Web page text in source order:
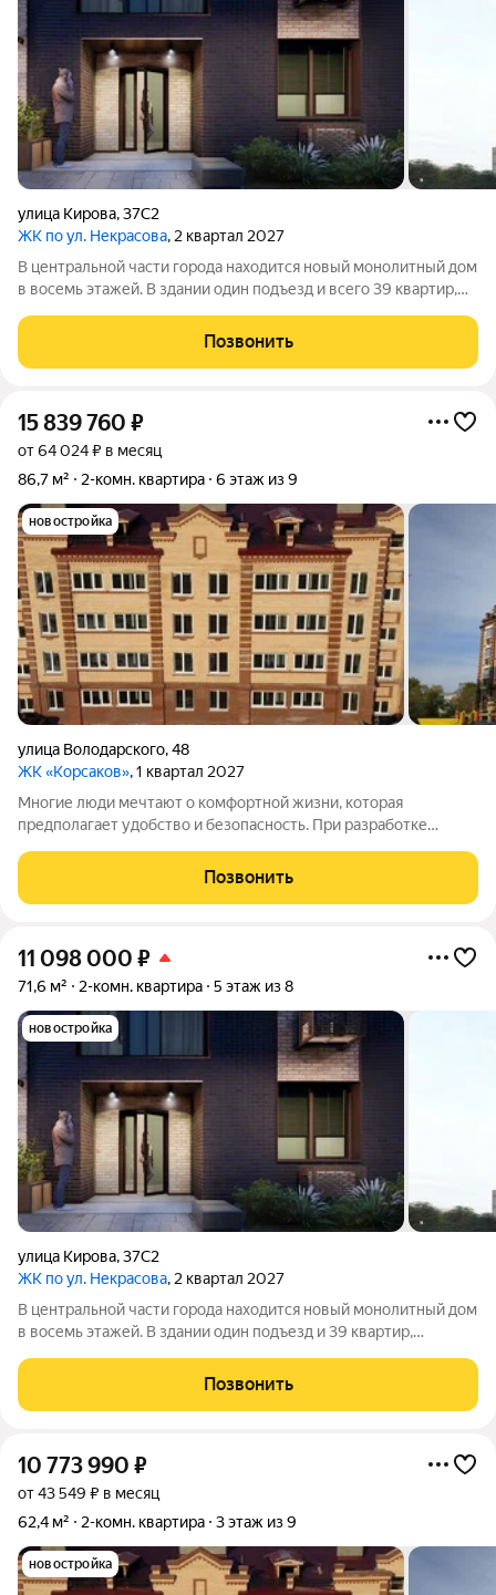
улица Кирова,37С2
ЖК по ул. Некрасова, 2 квартал 2027
В центральной части города находится новый монолитный дом
в восемь этажей. В здании один подъезд и всего 39 квартир,
метров. Среди достоинств дома можно отметить стильный
архитектурный дизайн,
Позвонить
15 839 760 ₽
от 64 024 ₽ в месяц
86,7 м²
2-комн. квартира 6 этаж из 9
новостройка
улица Володарского,48
ЖК «Корсаков», 1 квартал 2027
Многие люди мечтают о комфортной жизни, которая
предполагает удобство и безопасность. При разработке
пожелания будущих жильцов и старались создать
пространство, которое будет отвечать вашим ожиданиям.
Позвонить
11 098 000 ₽
71,6 м² 2-комн. квартира 5 этаж из 8
новостройка
улица Кирова,37С2
ЖК по ул. Некрасова, 2 квартал 2027
В центральной части города находится новый монолитный дом
в восемь этажей. В здании один подъезд и 39 квартир,
метров. Среди достоинств дома можно отметить стильный
архитектурный дизайн,
Позвонить
10 773 990 ₽
от 43 549 ₽ в месяц
62,4 м²
2-комн. квартира 3 этаж из 9
новостройка